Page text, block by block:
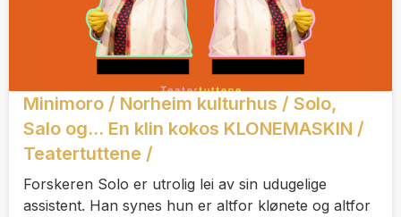
Minimoro / Norheim kulturhus / Solo,
Salo og... En klin kokos KLONEMASKIN /
Teatertuttene /
Forskeren Solo er utrolig lei av sin udugelige
assistent. Han synes hun er altfor klønete og altfor